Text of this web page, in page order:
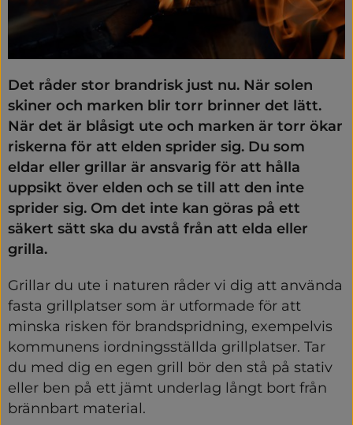
Det råder stor brandrisk just nu. När solen
skiner och marken blir torr brinner det lätt.
När det är blåsigt ute och marken är torr ökar
riskerna för att elden sprider sig. Du som
eldar eller grillar är ansvarig för att hålla
uppsikt över elden och se till att den inte
sprider sig. Om det inte kan göras på ett
säkert sätt ska du avstå från att elda eller
grilla.
Grillar du ute i naturen råder vi dig att använda
fasta grillplatser som är utformade för att
minska risken för brandspridning, exempelvis
kommunens iordningsställda grillplatser. Tar
du med dig en egen grill bör den stå på stativ
eller ben på ett jämt underlag långt bort från
brännbart material.